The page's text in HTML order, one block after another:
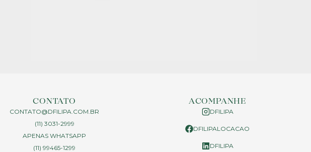
CONTATO
CONTATO@DFILIPA.COM.BR
(11) 3031-2999
APENAS WHATSAPP
(11) 99465-1299
ACOMPANHE
DFILIPA
DFILIPALOCACAO
DFILIPA